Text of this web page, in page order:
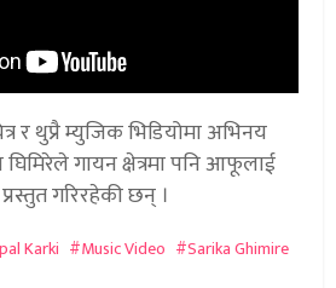
र थुप्रै म्युजिक भिडियोमा अभिनय
घिमिरेले गायन क्षेत्रमा पनि आफूलाई
गरिरहेकी छन् ।
Karki Music Video
Sarika Ghimire